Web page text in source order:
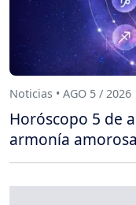
Noticias • AGO 5 / 2026
Horóscopo 5 de
armonía